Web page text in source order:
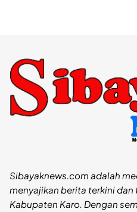
Sibayaknews.com adalah
menyajikan berita terkini
Kabupaten Karo. Dengan